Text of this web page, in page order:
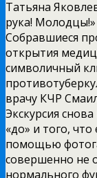
Татьяна
рука! Молодцы!»
Собравшиеся
открытия
символичный
врачу КЧР
Экскурсия
«до» и того, что
помощью
совершенно не
нормального